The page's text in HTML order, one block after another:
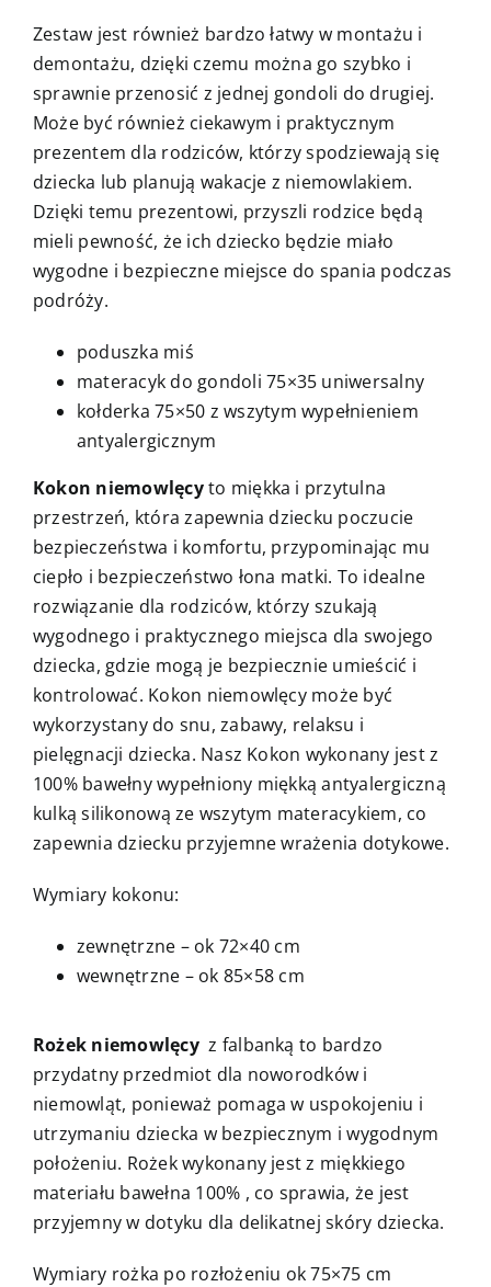
Zestaw jest również bardzo łatwy w montażu i
demontażu, dzięki czemu można go szybko i
sprawnie przenosić z jednej gondoli do drugiej.
Może być również ciekawym i praktycznym
prezentem dla rodziców, którzy spodziewają się
dziecka lub planują wakacje z niemowlakiem.
Dzięki temu prezentowi, przyszli rodzice będą
mieli pewność, że ich dziecko będzie miało
wygodne i bezpieczne miejsce do spania podczas
podróży.
poduszka miś
materacyk do gondoli 75×35 uniwersalny
kołderka 75×50 z wszytym wypełnieniem
antyalergicznym
Kokon niemowlęcyto miękka i przytulna
przestrzeń, która zapewnia dziecku poczucie
bezpieczeństwa i komfortu, przypominając mu
ciepło i bezpieczeństwo łona matki. To idealne
rozwiązanie dla rodziców, którzy szukają
wygodnego i praktycznego miejsca dla swojego
dziecka, gdzie mogą je bezpiecznie umieścić i
kontrolować. Kokon niemowlęcy może być
wykorzystany do snu, zabawy, relaksu i
pielęgnacji dziecka. Nasz Kokon wykonany jest z
100% bawełny wypełniony miękką antyalergiczną
kulką silikonową ze wszytym materacykiem, co
zapewnia dziecku przyjemne wrażenia dotykowe.
Wymiary kokonu:
zewnętrzne – ok 72×40 cm
wewnętrzne – ok 85×58 cm
Rożek niemowlęcy z falbanką to bardzo
przydatny przedmiot dla noworodków i
niemowląt, ponieważ pomaga w uspokojeniu i
utrzymaniu dziecka w bezpiecznym i wygodnym
położeniu. Rożek wykonany jest z miękkiego
materiału bawełna 100% , co sprawia, że jest
przyjemny w dotyku dla delikatnej skóry dziecka.
Wymiary rożka po rozłożeniu ok 75×75 cm